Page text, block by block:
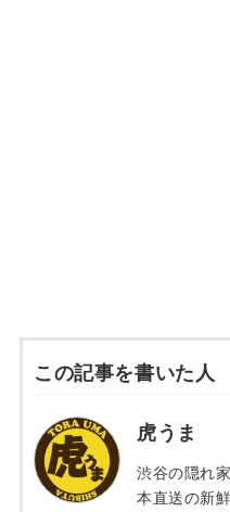
この記事を書いた人
虎うま
渋谷の隠れ
本直送の新